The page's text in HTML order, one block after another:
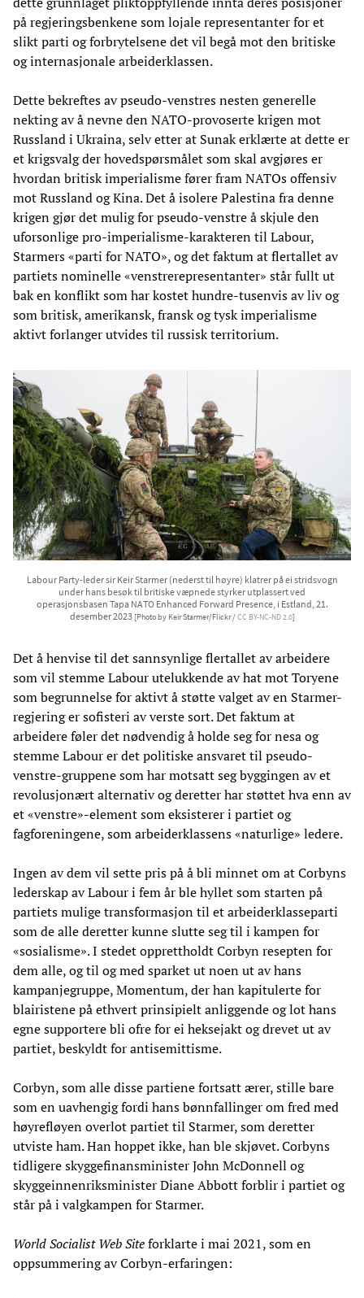
på regjeringsbenkene som lojale representanter for et
slikt parti og forbrytelsene det vil begå mot den britiske
og internasjonale arbeiderklassen.
Dette bekreftes av pseudo-venstres nesten generelle
nekting av å nevne den NATO-provoserte krigen mot
Russland i Ukraina, selv etter at Sunak erklærte at dette er
et krigsvalg der hovedspørsmålet som skal avgjøres er
hvordan britisk imperialisme fører fram NATOs offensiv
mot Russland og Kina. Det å isolere Palestina fra denne
krigen gjør det mulig for pseudo-venstre å skjule den
uforsonlige pro-imperialisme-karakteren til Labour,
Starmers «parti for NATO», og det faktum at flertallet av
partiets nominelle «venstrerepresentanter» står fullt ut
bak en konflikt som har kostet hundre-tusenvis av liv og
som britisk, amerikansk, fransk og tysk imperialisme
aktivt forlanger utvides til russisk territorium.
Labour Party-leder sir Keir Starmer (nederst til høyre) klatrer på ei stridsvogn
under hans besøk til britiske væpnede styrker utplassert ved
operasjonsbasen Tapa NATO Enhanced Forward Presence, i Estland, 21.
desember 2023 [Photo by Keir Starmer/Flickr /CC BY-NC-ND 2.0]
Det å henvise til det sannsynlige flertallet av arbeidere
som vil stemme Labour utelukkende av hat mot Toryene
som begrunnelse for aktivt å støtte valget av en Starmer-
regjering er sofisteri av verste sort. Det faktum at
arbeidere føler det nødvendig å holde seg for nesa og
stemme Labour er det politiske ansvaret til pseudo-
venstre-gruppene som har motsatt seg byggingen av et
revolusjonært alternativ og deretter har støttet hva enn av
et «venstre»-element som eksisterer i partiet og
fagforeningene, som arbeiderklassens «naturlige» ledere.
Ingen av dem vil sette pris på å bli minnet om at Corbyns
lederskap av Labour i fem år ble hyllet som starten på
partiets mulige transformasjon til et arbeiderklasseparti
som de alle deretter kunne slutte seg til i kampen for
«sosialisme». I stedet opprettholdt Corbyn resepten for
dem alle, og til og med sparket ut noen ut av hans
kampanjegruppe, Momentum, der han kapitulerte for
blairistene på ethvert prinsipielt anliggende og lot hans
egne supportere bli ofre for ei heksejakt og drevet ut av
partiet, beskyldt for antisemittisme.
Corbyn, som alle disse partiene fortsatt ærer, stille bare
som en uavhengig fordi hans bønnfallinger om fred med
høyrefløyen overlot partiet til Starmer, som deretter
utviste ham. Han hoppet ikke, han ble skjøvet. Corbyns
tidligere skyggefinansminister John McDonnell og
skyggeinnenriksminister Diane Abbott forblir i partiet og
står på i valgkampen for Starmer.
World Socialist Web Siteforklarte i mai 2021, som en
oppsummering av Corbyn-erfaringen: